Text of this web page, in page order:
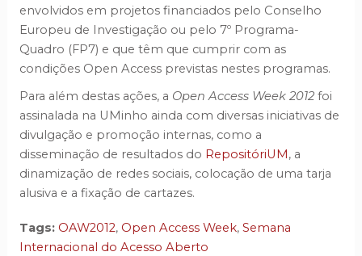
envolvidos em projetos financiados pelo Conselho
Europeu de Investigação ou pelo 7º Programa-
Quadro (FP7) e que têm que cumprir com as
condições Open Access previstas nestes programas.
Para além destas ações, a Open Access Week 2012foi
assinalada na UMinho ainda com diversas iniciativas de
divulgação e promoção internas, como a
disseminação de resultados do RepositóriUM, a
dinamização de redes sociais, colocação de uma tarja
alusiva e a fixação de cartazes.
Tags: OAW2012, Open Access Week, Semana
Internacional do Acesso Aberto